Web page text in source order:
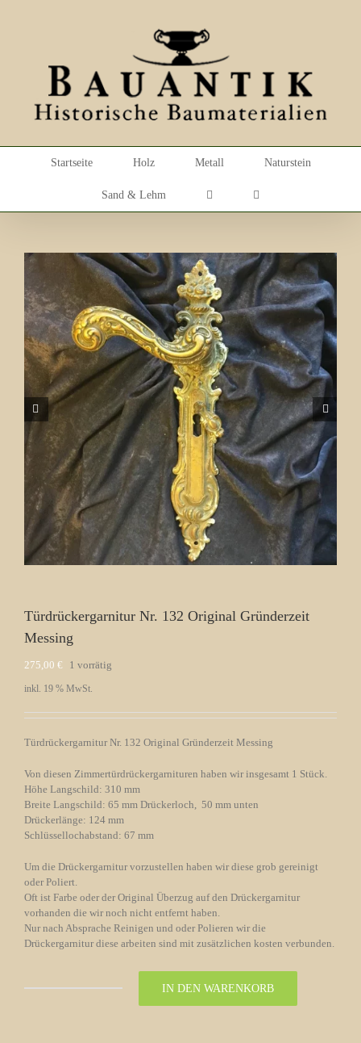
Startseite Holz Metall Naturstein
Sand & Lehm
Türdrückergarnitur Nr. 132 Original Gründerzeit
Messing
275,00 € 1 vorrätig
inkl. 19 % MwSt.
Türdrückergarnitur Nr. 132 Original Gründerzeit Messing
Von diesen Zimmertürdrückergarnituren haben wir insgesamt 1 Stück.
Höhe Langschild: 310 mm
Breite Langschild: 65 mm Drückerloch, 50 mm unten
Drückerlänge: 124 mm
Schlüssellochabstand: 67 mm
Um die Drückergarnitur vorzustellen haben wir diese grob gereinigt
oder Poliert.
Oft ist Farbe oder der Original Überzug auf den Drückergarnitur
vorhanden die wir noch nicht entfernt haben.
Nur nach Absprache Reinigen und oder Polieren wir die
Drückergarnitur diese arbeiten sind mit zusätzlichen kosten verbunden.
IN DEN WARENKORB